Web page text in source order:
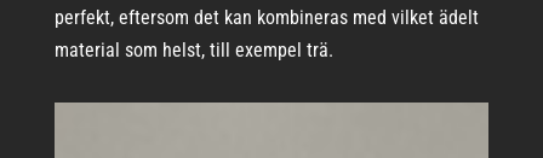
perfekt, eftersom det kan kombineras med vilket ädelt
material som helst, till exempel trä.